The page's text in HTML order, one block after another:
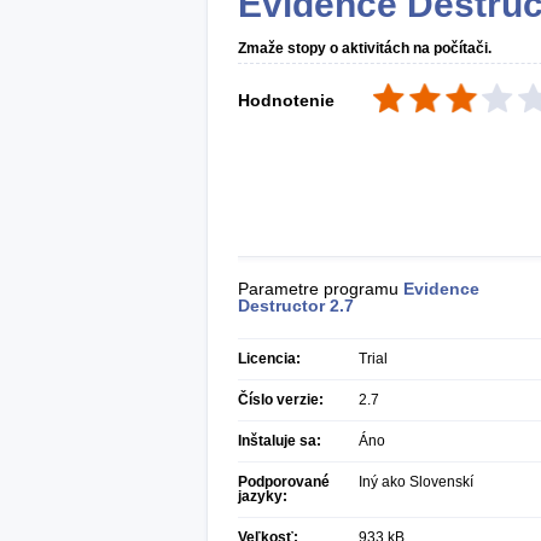
Zmaže stopy o aktivitách na počítači.
Hodnotenie
Parametre programu Evidence
Destructor 2.7
Licencia: Trial
Číslo verzie: 2.7
Inštaluje sa: Áno
Podporované
jazyky:
Iný ako Slovenskí
Veľkosť: 933 kB